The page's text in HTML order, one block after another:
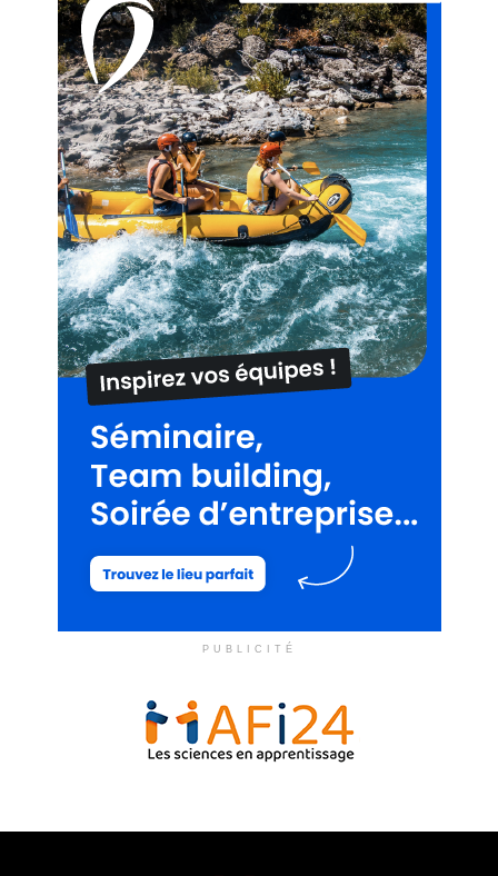
PUBLICITÉ